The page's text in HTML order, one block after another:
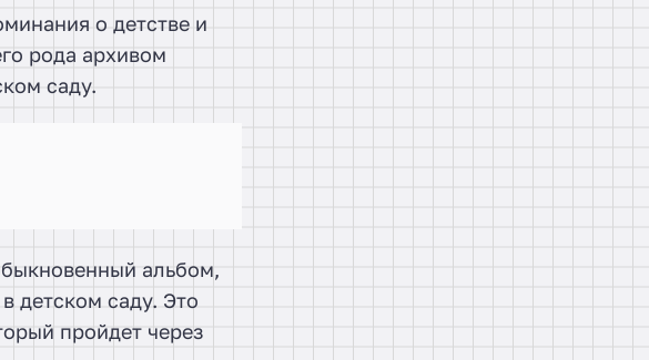
о детстве и
рода архивом
саду.
альбом,
детском саду. Это
пройдет через